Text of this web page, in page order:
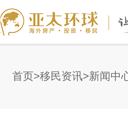
首页 移民资讯 新闻中